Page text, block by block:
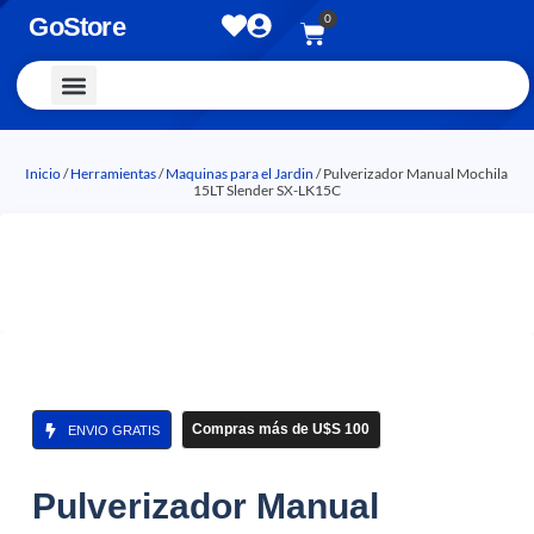
GoStore 0
Inicio/Herramientas/Maquinas para el Jardin / Pulverizador Manual Mochila
15LT Slender SX-LK15C
ENVIO GRATIS Compras más de U$S 100
Pulverizador Manual